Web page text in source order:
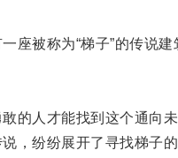
被称为“梯子”的传说建
人才能找到这个通向未
纷纷展开了寻找梯子